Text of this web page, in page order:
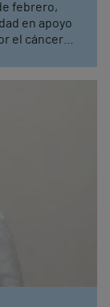
febrero,
en apoyo
el cáncer
debe ser
niño la
su